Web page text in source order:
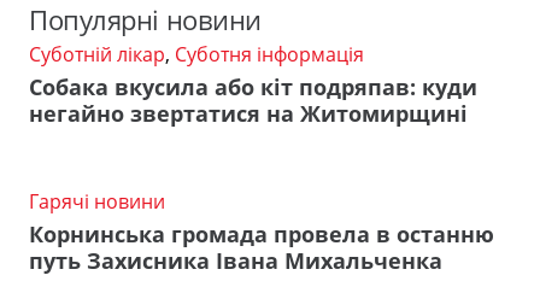
Популярні новини
Суботній лікар, Суботня інформація
Собака вкусила або кіт подряпав: куди
негайно звертатися на Житомирщині
Гарячі новини
Корнинська громада провела в останню
путь Захисника Івана Михальченка